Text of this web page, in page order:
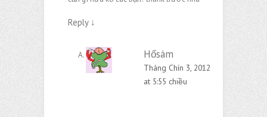
Reply ↓
Hổsám
Tháng Chín 3, 2012
at 5:55 chiều